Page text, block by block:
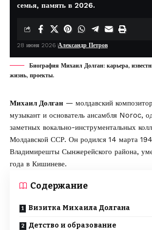
семья, память в 2026.
28 июня 2026 Александр Петров
Биография Михаил Долган: карьера,
жизнь, проекты.
Михаил Долган — молдавский
музыкант и основатель ансамбля Noroc,
заметных вокально-инструментальных
Молдавской ССР. Он родился 14 марта
Владимирешты Сынжерейского района,
года в Кишиневе.
Содержание
Визитка Михаила Долгана
Детство и образование